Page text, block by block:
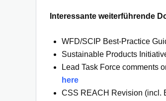
Interessante weiterführende
WFD/SCIP Best-Practice
Sustainable Products
Lead Task Force comments
here
CSS REACH Revision (incl.